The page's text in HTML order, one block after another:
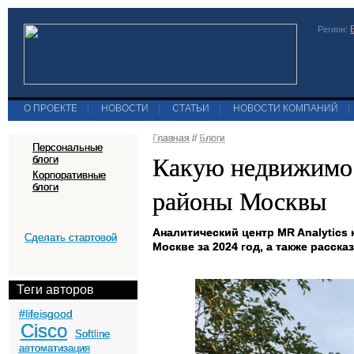
Регион:
О ПРОЕКТЕ НОВОСТИ СТАТЬИ НОВОСТИ КОМПАНИЙ
Персональные
блоги
Корпоративные
блоги
Сделать стартовой
Теги авторов
#lifeisgood
Cisco
Softline
автоматизация
Главная // Блоги
Какую
районы Москвы
Аналитический центр MR
Москве за 2024 год, а также